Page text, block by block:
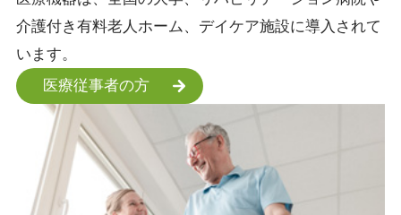
介護付き有料老人ホーム、デイケア施設に導入されて
います。
医療従事者の方